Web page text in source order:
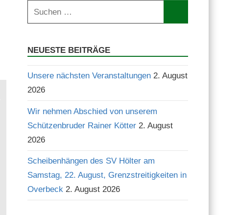
Suchen
nach:
NEUESTE BEITRÄGE
Unsere nächsten Veranstaltungen 2. August
2026
Wir nehmen Abschied von unserem
Schützenbruder Rainer Kötter 2. August
2026
Scheibenhängen des SV Hölter am
Samstag, 22. August, Grenzstreitigkeiten in
Overbeck 2. August 2026